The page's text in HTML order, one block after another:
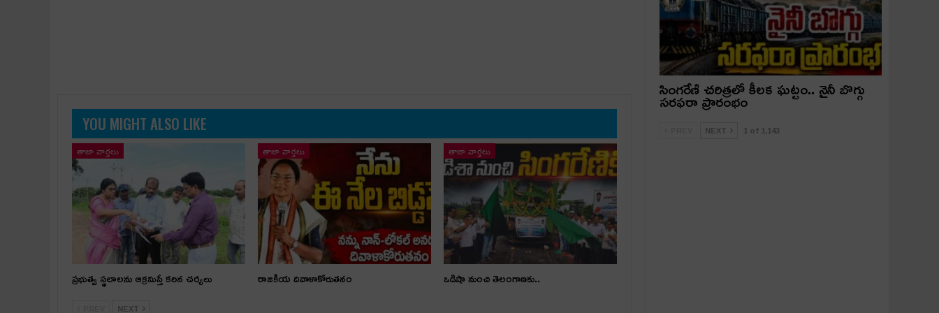
YOU MIGHT ALSO LIKE
తాజా వార్తలు
ప్రభుత్వ స్థలాలను ఆక్రమిస్తే కఠిన చర్యలు
తాజా వార్తలు
రాజకీయ దివాళాకోరుతనం
తాజా వార్తలు
ఒడిషా నుంచి తెలంగాణ‌కు..
NEXT
సింగరేణి చరిత్రలో కీలక ఘట్టం.. నైనీ బొగ్గు
సరఫరా ప్రారంభం
NEXT 1 of 1,143